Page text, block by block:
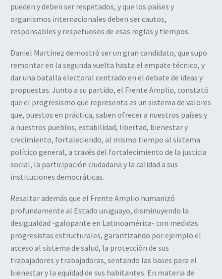
pueden y deben ser respetados, y que los países y
organismos internacionales deben ser cautos,
responsables y respetuosos de esas reglas y tiempos.
Daniel Martínez demostró ser un gran candidato, que supo
remontar en la segunda vuelta hasta el empate técnico, y
dar una batalla electoral centrado en el debate de ideas y
propuestas. Junto a su partido, el Frente Amplio, constató
que el progresismo que representa es un sistema de valores
que, puestos en práctica, saben ofrecer a nuestros países y
a nuestros pueblos, estabilidad, libertad, bienestar y
crecimiento, fortaleciendo, al mismo tiempo al sistema
político general, a través del fortalecimiento de la justicia
social, la participación ciudadana y la calidad a sus
instituciones democráticas.
Resaltar además que el Frente Amplio humanizó
profundamente al Estado uruguayo, disminuyendo la
desigualdad -galopante en Latinoamérica- con medidas
progresistas estructurales, garantizando por ejemplo el
acceso al sistema de salud, la protección de sus
trabajadores y trabajadoras, sentando las bases para el
bienestar y la equidad de sus habitantes. En materia de